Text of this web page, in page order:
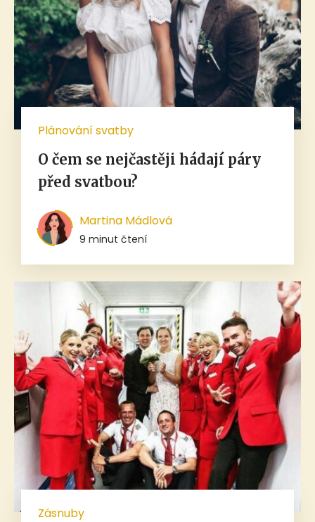
Plánování svatby
O čem se nejčastěji hádají páry
před svatbou?
Martina Mádlová
9 minut čtení
Zásnuby